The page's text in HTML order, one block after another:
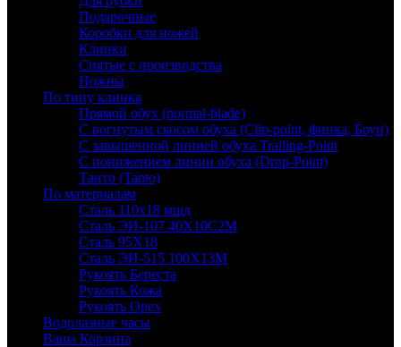
Подарочные
Коробки для ножей
Клинки
Снятые с производства
Ножны
По типу клинка
Прямой обух (normal-blade)
С вогнутым скосом обуха (Clip-point, финка, Боуи)
С завышенной линией обуха Trailing-Point
С понижением линии обуха (Drop-Point)
Танто (Tanto)
По материалам
Сталь 110х18 мшд
Сталь ЭИ-107 40Х10С2М
Сталь 95Х18
Сталь ЭИ-515 100Х13М
Рукоять Береста
Рукоять Кожа
Рукоять Орех
Водолазные часы
Ваша Корзина